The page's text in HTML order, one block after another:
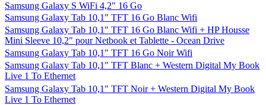
Samsung Galaxy S WiFi 4,2" 16 Go
Samsung Galaxy Tab 10,1" TFT 16 Go Blanc Wifi
Samsung Galaxy Tab 10,1" TFT 16 Go Blanc Wifi + HP Housse
Mini Sleeve 10,2" pour Netbook et Tablette - Ocean Drive
Samsung Galaxy Tab 10,1" TFT 16 Go Noir Wifi
Samsung Galaxy Tab 10,1" TFT Blanc + Western Digital My Book
Live 1 To Ethernet
Samsung Galaxy Tab 10,1" TFT Noir + Western Digital My Book
Live 1 To Ethernet